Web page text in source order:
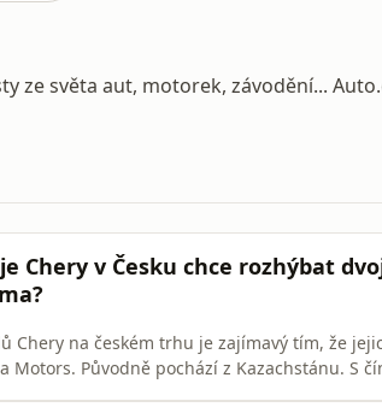
ze světa aut, motorek, závodění...
Chery v Česku chce rozhýbat
Chery na českém trhu je zajímavý tím, že
Původně pochází z Kazachstánu. S